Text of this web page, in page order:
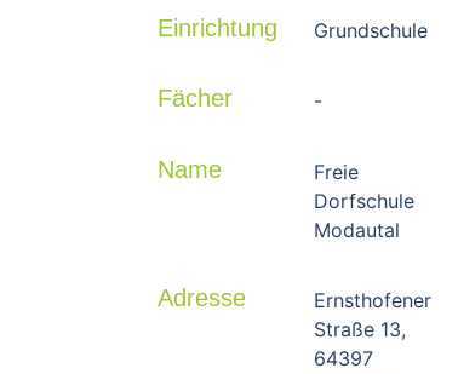
Einrichtung Grundschule
Fächer -
Name
Freie
Dorfschule
Modautal
Adresse
Ernsthofener
Straße 13,
64397